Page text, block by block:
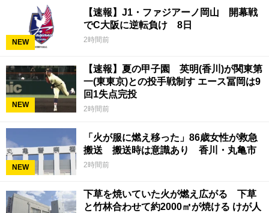
NEW
【速報】J1・ファジアーノ岡山 開幕戦
でC大阪に逆転負け 8日
2時間前
NEW
【速報】夏の甲子園 英明(香川)が関東第
一(東東京)との投手戦制す エース冨岡は9
回1失点完投
2時間前
NEW
「火が服に燃え移った」86歳女性が救急
搬送 搬送時は意識あり 香川・丸亀市
2時間前
下草を焼いていた火が燃え広がる 下草
と竹林合わせて約2000㎡が焼ける けが人